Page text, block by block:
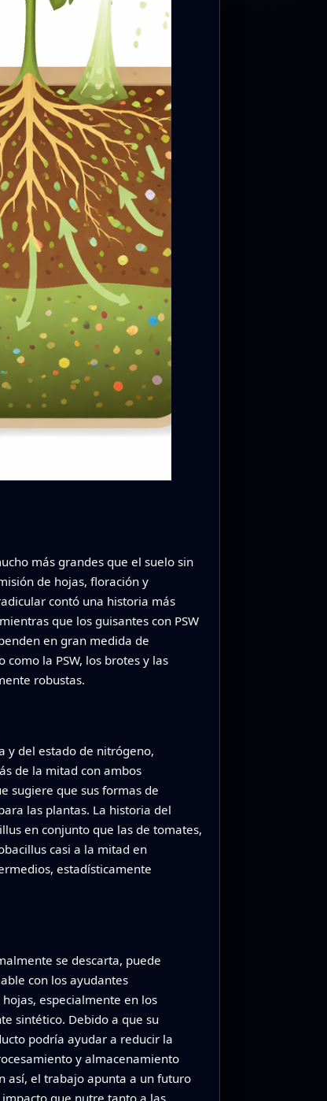
más grandes que el suelo sin
de hojas, floración y
contó una historia más
que los guisantes con PSW
en gran medida de
la PSW, los brotes y las
robustas.
y del estado de nitrógeno,
de la mitad con ambos
sugiere que sus formas de
las plantas. La historia del
en conjunto que las de tomates,
casi a la mitad en
estadísticamente
se descarta, puede
con los ayudantes
especialmente en los
sintético. Debido a que su
podría ayudar a reducir la
y almacenamiento
así, el trabajo apunta a un futuro
que nutre tanto a las